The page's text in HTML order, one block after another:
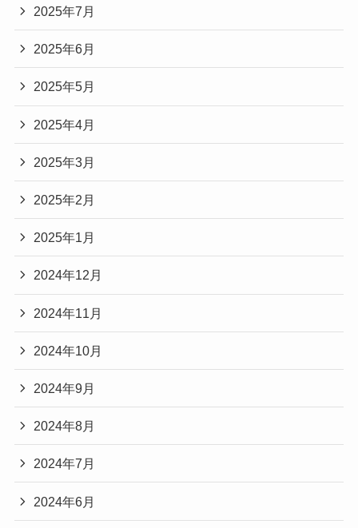
2025年7月
2025年6月
2025年5月
2025年4月
2025年3月
2025年2月
2025年1月
2024年12月
2024年11月
2024年10月
2024年9月
2024年8月
2024年7月
2024年6月